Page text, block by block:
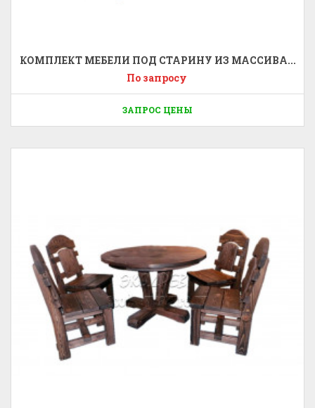
КОМПЛЕКТ МЕБЕЛИ ПОД СТАРИНУ ИЗ МАССИВА...
По запросу
ЗАПРОС ЦЕНЫ